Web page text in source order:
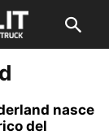
nasce
del